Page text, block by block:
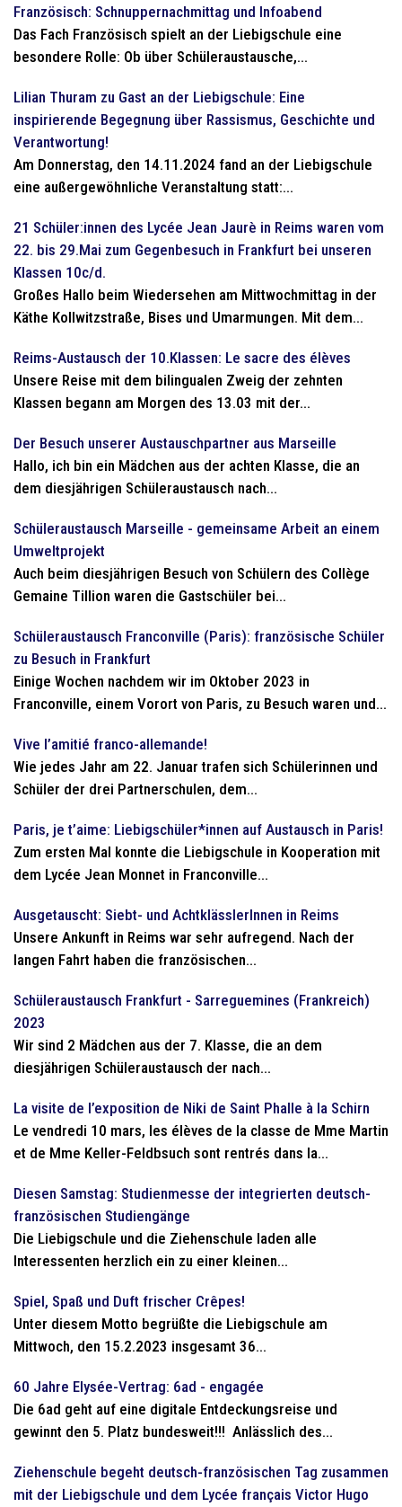
Französisch: Schnuppernachmittag und Infoabend
Das Fach Französisch spielt an der Liebigschule eine
besondere Rolle: Ob über Schüleraustausche,...
Lilian Thuram zu Gast an der Liebigschule: Eine
inspirierende Begegnung über Rassismus, Geschichte und
Verantwortung!
Am Donnerstag, den 14.11.2024 fand an der Liebigschule
eine außergewöhnliche Veranstaltung statt:...
21 Schüler:innen des Lycée Jean Jaurè in Reims waren vom
22. bis 29.Mai zum Gegenbesuch in Frankfurt bei unseren
Klassen 10c/d.
Großes Hallo beim Wiedersehen am Mittwochmittag in der
Käthe Kollwitzstraße, Bises und Umarmungen. Mit dem...
Reims-Austausch der 10.Klassen: Le sacre des élèves
Unsere Reise mit dem bilingualen Zweig der zehnten
Klassen begann am Morgen des 13.03 mit der...
Der Besuch unserer Austauschpartner aus Marseille
Hallo, ich bin ein Mädchen aus der achten Klasse, die an
dem diesjährigen Schüleraustausch nach...
Schüleraustausch Marseille - gemeinsame Arbeit an einem
Umweltprojekt
Auch beim diesjährigen Besuch von Schülern des Collège
Gemaine Tillion waren die Gastschüler bei...
Schüleraustausch Franconville (Paris): französische Schüler
zu Besuch in Frankfurt
Einige Wochen nachdem wir im Oktober 2023 in
Franconville, einem Vorort von Paris, zu Besuch waren und...
Vive l’amitié franco-allemande!
Wie jedes Jahr am 22. Januar trafen sich Schülerinnen und
Schüler der drei Partnerschulen, dem...
Paris, je t’aime: Liebigschüler*innen auf Austausch in Paris!
Zum ersten Mal konnte die Liebigschule in Kooperation mit
dem Lycée Jean Monnet in Franconville...
Ausgetauscht: Siebt- und AchtklässlerInnen in Reims
Unsere Ankunft in Reims war sehr aufregend. Nach der
langen Fahrt haben die französischen...
Schüleraustausch Frankfurt - Sarreguemines (Frankreich)
2023
Wir sind 2 Mädchen aus der 7. Klasse, die an dem
diesjährigen Schüleraustausch der nach...
La visite de l’exposition de Niki de Saint Phalle à la Schirn
Le vendredi 10 mars, les élèves de la classe de Mme Martin
et de Mme Keller-Feldbsuch sont rentrés dans la...
Diesen Samstag: Studienmesse der integrierten deutsch-
französischen Studiengänge
Die Liebigschule und die Ziehenschule laden alle
Interessenten herzlich ein zu einer kleinen...
Spiel, Spaß und Duft frischer Crêpes!
Unter diesem Motto begrüßte die Liebigschule am
Mittwoch, den 15.2.2023 insgesamt 36...
60 Jahre Elysée-Vertrag: 6ad - engagée
Die 6ad geht auf eine digitale Entdeckungsreise und
gewinnt den 5. Platz bundesweit!!! Anlässlich des...
Ziehenschule begeht deutsch-französischen Tag zusammen
mit der Liebigschule und dem Lycée français Victor Hugo